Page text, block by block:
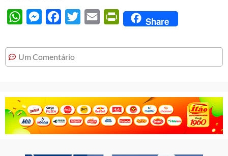
WhatsAppMessengerFacebook
Twitter Email PrintFriendly
Share
Um Comentário